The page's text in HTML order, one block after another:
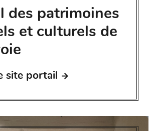
des patrimoines
et culturels de
site portail